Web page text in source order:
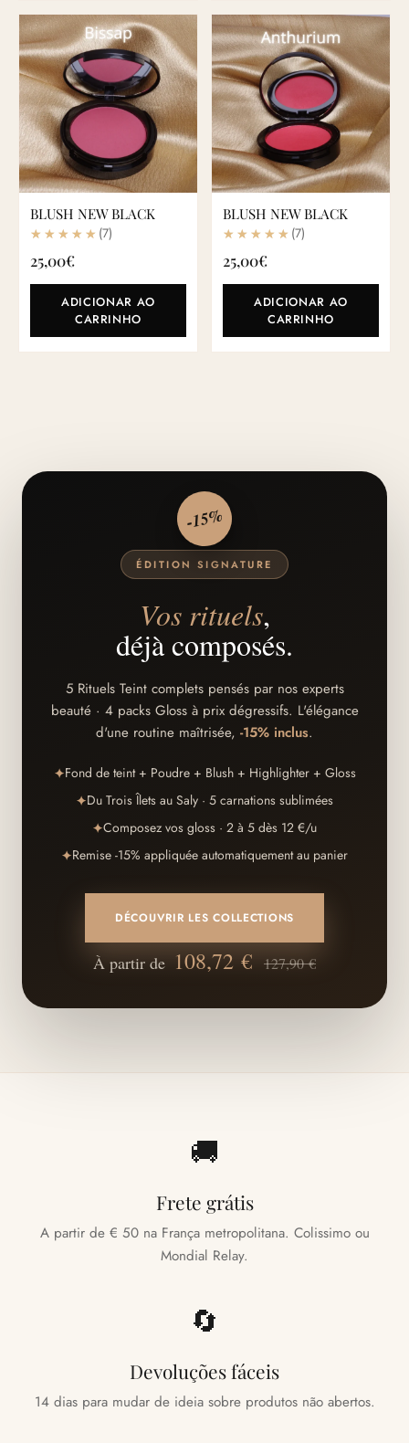
BLUSH NEW BLACK
(7)
25,00€
ADICIONAR AO
CARRINHO
BLUSH NEW BLACK
(7)
25,00€
ADICIONAR AO
CARRINHO
ÉDITION SIGNATURE
Vos rituels,
déjà composés.
5 Rituels Teint complets pensés par nos experts
beauté · 4 packs Gloss à prix dégressifs. L'élégance
d'une routine maîtrisée, -15% inclus.
✦Fond de teint + Poudre + Blush + Highlighter + Gloss
✦Du Trois Îlets au Saly · 5 carnations sublimées
✦Composez vos gloss · 2 à 5 dès 12 €/u
✦Remise -15% appliquée automatiquement au panier
DÉCOUVRIR LES COLLECTIONS
À partir de 108,72 € 127,90 €
-15%
🚚
Frete grátis
A partir de € 50 na França metropolitana. Colissimo ou
Mondial Relay.
🔄
Devoluções fáceis
14 dias para mudar de ideia sobre produtos não abertos.